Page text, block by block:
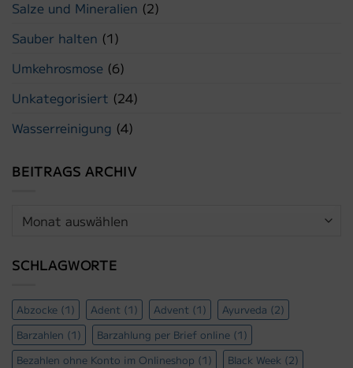
Salze und Mineralien (2)
Sauber halten (1)
Umkehrosmose (6)
Unkategorisiert (24)
Wasserreinigung (4)
BEITRAGS ARCHIV
Beitrags
Archiv
SCHLAGWORTE
Abzocke (1) Adent (1) Advent (1) Ayurveda (2)
Barzahlen (1) Barzahlung per Brief online (1)
Bezahlen ohne Konto im Onlineshop (1) Black Week (2)